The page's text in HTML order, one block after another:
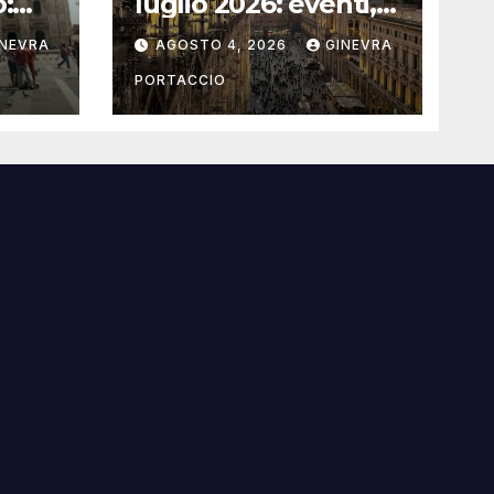
concerti e mostre
AGOSTO 4, 2026 GINEVRA
PORTACCIO